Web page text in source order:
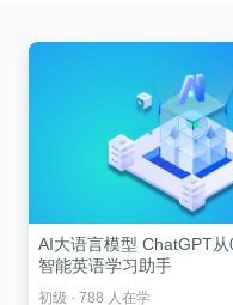
AI大语言模型 ChatGPT从
智能英语学习助手
初级 · 788 人在学